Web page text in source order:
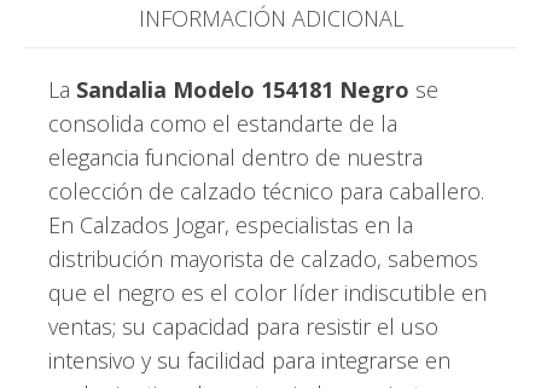
INFORMACIÓN ADICIONAL
La Sandalia Modelo 154181 Negro se
consolida como el estandarte de la
elegancia funcional dentro de nuestra
colección de calzado técnico para caballero.
En Calzados Jogar, especialistas en la
distribución mayorista de calzado, sabemos
que el negro es el color líder indiscutible en
ventas; su capacidad para resistir el uso
intensivo y su facilidad para integrarse en